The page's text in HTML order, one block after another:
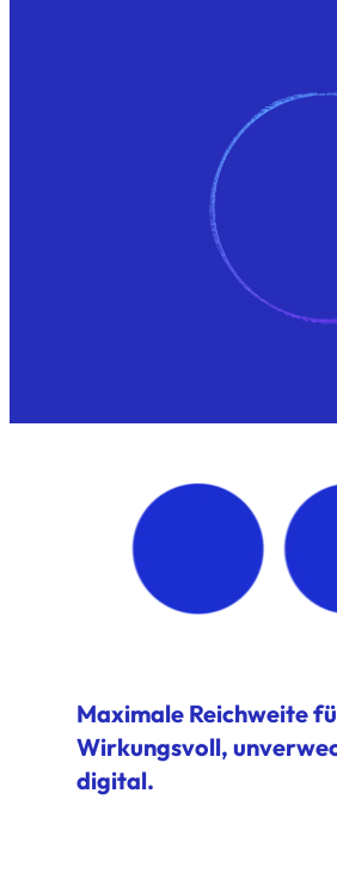
Maximale Reichweite
Wirkungsvoll,
digital.